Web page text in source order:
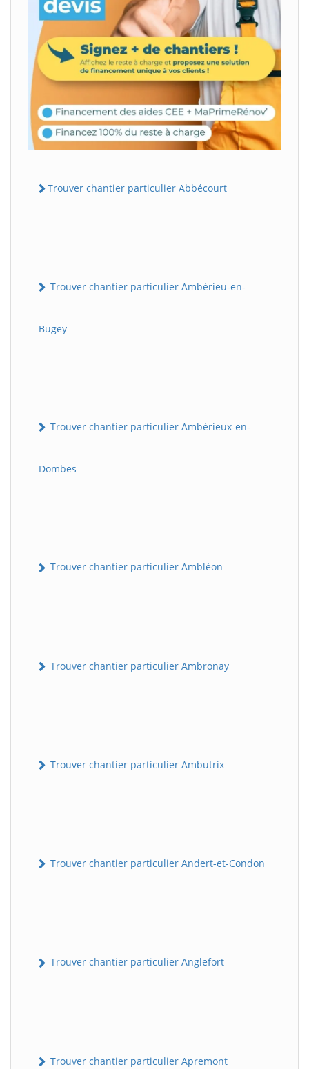
Trouver chantier particulier Abbécourt
Trouver chantier particulier Ambérieu-en-
Bugey
Trouver chantier particulier Ambérieux-en-
Dombes
Trouver chantier particulier Ambléon
Trouver chantier particulier Ambronay
Trouver chantier particulier Ambutrix
Trouver chantier particulier Andert-et-Condon
Trouver chantier particulier Anglefort
Trouver chantier particulier Apremont